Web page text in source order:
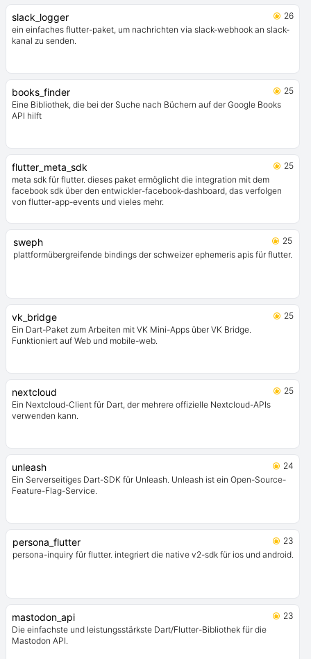
slack_logger
26
ein einfaches flutter-paket, um nachrichten via slack-webhook an slack-
kanal zu senden.
books_finder
25
Eine Bibliothek, die bei der Suche nach Büchern auf der Google Books
API hilft
flutter_meta_sdk
25
meta sdk für flutter. dieses paket ermöglicht die integration mit dem
facebook sdk über den entwickler-facebook-dashboard, das verfolgen
von flutter-app-events und vieles mehr.
sweph
25
plattformübergreifende bindings der schweizer ephemeris apis für flutter.
vk_bridge
25
Ein Dart-Paket zum Arbeiten mit VK Mini-Apps über VK Bridge.
Funktioniert auf Web und mobile-web.
nextcloud
25
Ein Nextcloud-Client für Dart, der mehrere offizielle Nextcloud-APIs
verwenden kann.
unleash
24
Ein Serverseitiges Dart-SDK für Unleash. Unleash ist ein Open-Source-
Feature-Flag-Service.
persona_flutter
23
persona-inquiry für flutter. integriert die native v2-sdk für ios und android.
mastodon_api
23
Die einfachste und leistungsstärkste Dart/Flutter-Bibliothek für die
Mastodon API.